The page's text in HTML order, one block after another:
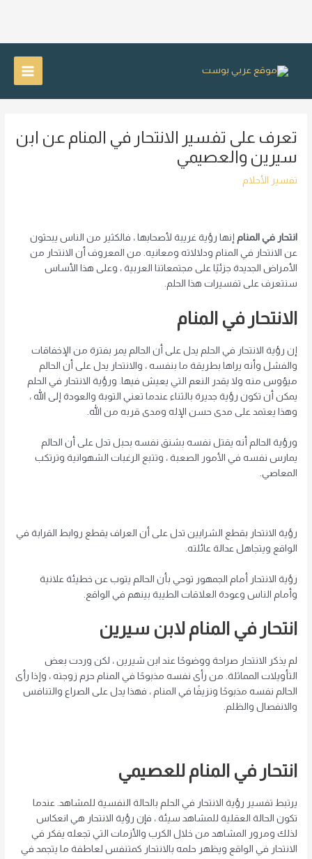
Main
تعرف على تفسير الانتحار في المنام عن ابن
سيرين والعصيمي
تفسير الأحلام
انتحار في المنام إنها رؤية غريبة لأصحابها ، فالكثير من الناس يبحثون
عن الانتحار في المنام ودلالاته ومعانيه. من المعروف أن الانتحار من
الأمراض الجديدة جزئيًا على مجتمعاتنا العربية ، وعلى هذا الأساس
سنتعرف على تفسيرات هذا الحلم.
الانتحار في المنام
إن رؤية الانتحار في الحلم يدل على أن الحالم يمر بفترة من الإخفاقات
والفشل وأنه يراها بطريقة ما بنفسه ، والانتحار يدل على أن الحالم
ميؤوس منه ولا يقدر النعم التي يعيش فيها. ورؤية الانتحار في الحلم
يمكن أن تكون رؤية جديرة بالثناء عندما تعني التوبة والعودة إلى الله ،
وهذا يعتمد على مدى حسن الإله ومدى قربه من الله.
ورؤية الحالم أنه يقتل نفسه بشنق نفسه بحبل تدل على أن الحالم
يمارس نفسه في الأمور الصعبة ، وتتبع الرغبات الشهوانية وترتكب
المعاصي.
رؤية الانتحار بقطع الشرايين تدل على أن العراف يقطع روابط القرابة في
الواقع ويتجاهل عدالة عائلته.
رؤية الانتحار أمام الجمهور توحي بأن الحالم يتوب عن خطيئة علانية
وأمام الناس وعودة العلاقات الطيبة بينهم في الواقع.
انتحار في المنام لابن سيرين
لم يذكر الانتحار صراحة ووضوحًا عند ابن شيرين ، لكن وردت بعض
التأويلات المماثلة. من رأى نفسه مذبوحًا في المنام حرم زوجته ، وإذا رأى
الحالم نفسه مذبوحًا ونزيفًا في المنام ، فهذا يدل على الصراع والتنافس
والانفصال والظلم.
انتحار في المنام للعصيمي
يرتبط تفسير رؤية الانتحار في الحلم بالحالة النفسية للمشاهد. عندما
تكون الحالة العقلية للمشاهد سيئة ، فإن رؤية الانتحار هي انعكاس
لذلك ومرور المشاهد من خلال الكرب والأزمات التي تجعله يفكر في
الانتحار في الواقع ويظهر حلمه بالانتحار كمتنفس لعاطفة ما يتجمد في